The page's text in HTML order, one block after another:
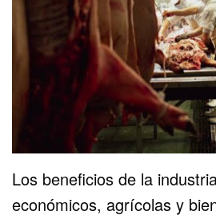
Los beneficios de la
económicos, agrícolas y